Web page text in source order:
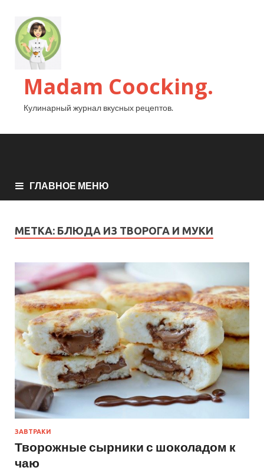
Madam Coocking.
Кулинарный журнал вкусных рецептов.
ГЛАВНОЕ МЕНЮ
МЕТКА: БЛЮДА ИЗ ТВОРОГА И МУКИ
ЗАВТРАКИ
Творожные сырники с шоколадом к
чаю